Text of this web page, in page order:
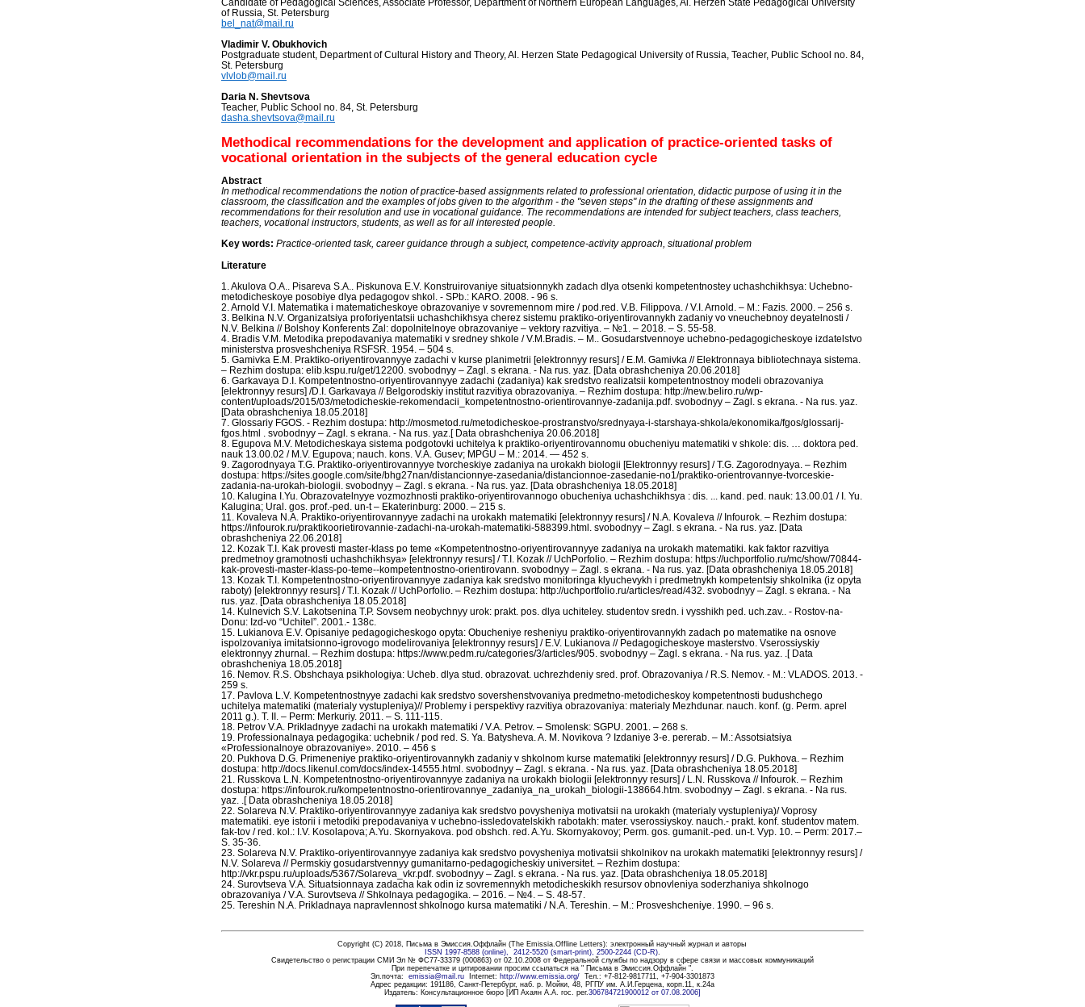
of Russia, St. Petersburg
bel_nat@mail.ru
Vladimir V. Obukhovich
Postgraduate student, Department of Cultural History and Theory, Al. Herzen State Pedagogical University of Russia, Teacher, Public School no. 84,
St. Petersburg
vlvlob@mail.ru
Daria N. Shevtsova
Teacher, Public School no. 84, St. Petersburg
dasha.shevtsova@mail.ru
Methodical recommendations for the development and application of practice-oriented tasks of
vocational orientation in the subjects of the general education cycle
Abstract
In methodical recommendations the notion of practice-based assignments related to professional orientation, didactic purpose of using it in the
classroom, the classification and the examples of jobs given to the algorithm - the "seven steps" in the drafting of these assignments and
recommendations for their resolution and use in vocational guidance. The recommendations are intended for subject teachers, class teachers,
teachers, vocational instructors, students, as well as for all interested people.
Key words: Practice-oriented task, career guidance through a subject, competence-activity approach, situational problem
Literature
1. Akulova O.A.. Pisareva S.A.. Piskunova E.V. Konstruirovaniye situatsionnykh zadach dlya otsenki kompetentnostey uchashchikhsya: Uchebno-
metodicheskoye posobiye dlya pedagogov shkol. - SPb.: KARO. 2008. - 96 s.
2. Arnold V.I. Matematika i matematicheskoye obrazovaniye v sovremennom mire / pod.red. V.B. Filippova. / V.I. Arnold. – M.: Fazis. 2000. – 256 s.
3. Belkina N.V. Organizatsiya proforiyentatsii uchashchikhsya cherez sistemu praktiko-oriyentirovannykh zadaniy vo vneuchebnoy deyatelnosti /
N.V. Belkina // Bolshoy Konferents Zal: dopolnitelnoye obrazovaniye – vektory razvitiya. – №1. – 2018. – S. 55-58.
4. Bradis V.M. Metodika prepodavaniya matematiki v sredney shkole / V.M.Bradis. – M.. Gosudarstvennoye uchebno-pedagogicheskoye izdatelstvo
ministerstva prosveshcheniya RSFSR. 1954. – 504 s.
5. Gamivka E.M. Praktiko-oriyentirovannyye zadachi v kurse planimetrii [elektronnyy resurs] / E.M. Gamivka // Elektronnaya bibliotechnaya sistema.
– Rezhim dostupa: elib.kspu.ru/get/12200. svobodnyy – Zagl. s ekrana. - Na rus. yaz. [Data obrashcheniya 20.06.2018]
6. Garkavaya D.I. Kompetentnostno-oriyentirovannyye zadachi (zadaniya) kak sredstvo realizatsii kompetentnostnoy modeli obrazovaniya
[elektronnyy resurs] /D.I. Garkavaya // Belgorodskiy institut razvitiya obrazovaniya. – Rezhim dostupa: http://new.beliro.ru/wp-
content/uploads/2015/03/metodicheskie-rekomendacii_kompetentnostno-orientirovannye-zadanija.pdf. svobodnyy – Zagl. s ekrana. - Na rus. yaz.
[Data obrashcheniya 18.05.2018]
7. Glossariy FGOS. - Rezhim dostupa: http://mosmetod.ru/metodicheskoe-prostranstvo/srednyaya-i-starshaya-shkola/ekonomika/fgos/glossarij-
fgos.html . svobodnyy – Zagl. s ekrana. - Na rus. yaz.[ Data obrashcheniya 20.06.2018]
8. Egupova M.V. Metodicheskaya sistema podgotovki uchitelya k praktiko-oriyentirovannomu obucheniyu matematiki v shkole: dis. … doktora ped.
nauk 13.00.02 / M.V. Egupova; nauch. kons. V.A. Gusev; MPGU – M.: 2014. — 452 s.
9. Zagorodnyaya T.G. Praktiko-oriyentirovannyye tvorcheskiye zadaniya na urokakh biologii [Elektronnyy resurs] / T.G. Zagorodnyaya. – Rezhim
dostupa: https://sites.google.com/site/bhg27nan/distancionnye-zasedania/distancionnoe-zasedanie-no1/praktiko-orientrovannye-tvorceskie-
zadania-na-urokah-biologii. svobodnyy – Zagl. s ekrana. - Na rus. yaz. [Data obrashcheniya 18.05.2018]
10. Kalugina I.Yu. Obrazovatelnyye vozmozhnosti praktiko-oriyentirovannogo obucheniya uchashchikhsya : dis. ... kand. ped. nauk: 13.00.01 / I. Yu.
Kalugina; Ural. gos. prof.-ped. un-t – Ekaterinburg: 2000. – 215 s.
11. Kovaleva N.A. Praktiko-oriyentirovannyye zadachi na urokakh matematiki [elektronnyy resurs] / N.A. Kovaleva // Infourok. – Rezhim dostupa:
https://infourok.ru/praktikoorietirovannie-zadachi-na-urokah-matematiki-588399.html. svobodnyy – Zagl. s ekrana. - Na rus. yaz. [Data
obrashcheniya 22.06.2018]
12. Kozak T.I. Kak provesti master-klass po teme «Kompetentnostno-oriyentirovannyye zadaniya na urokakh matematiki. kak faktor razvitiya
predmetnoy gramotnosti uchashchikhsya» [elektronnyy resurs] / T.I. Kozak // UchPorfolio. – Rezhim dostupa: https://uchportfolio.ru/mc/show/70844-
kak-provesti-master-klass-po-teme--kompetentnostno-orientirovann. svobodnyy – Zagl. s ekrana. - Na rus. yaz. [Data obrashcheniya 18.05.2018]
13. Kozak T.I. Kompetentnostno-oriyentirovannyye zadaniya kak sredstvo monitoringa klyuchevykh i predmetnykh kompetentsiy shkolnika (iz opyta
raboty) [elektronnyy resurs] / T.I. Kozak // UchPorfolio. – Rezhim dostupa: http://uchportfolio.ru/articles/read/432. svobodnyy – Zagl. s ekrana. - Na
rus. yaz. [Data obrashcheniya 18.05.2018]
14. Kulnevich S.V. Lakotsenina T.P. Sovsem neobychnyy urok: prakt. pos. dlya uchiteley. studentov sredn. i vysshikh ped. uch.zav.. - Rostov-na-
Donu: Izd-vo “Uchitel”. 2001.- 138c.
15. Lukianova E.V. Opisaniye pedagogicheskogo opyta: Obucheniye resheniyu praktiko-oriyentirovannykh zadach po matematike na osnove
ispolzovaniya imitatsionno-igrovogo modelirovaniya [elektronnyy resurs] / E.V. Lukianova // Pedagogicheskoye masterstvo. Vserossiyskiy
elektronnyy zhurnal. – Rezhim dostupa: https://www.pedm.ru/categories/3/articles/905. svobodnyy – Zagl. s ekrana. - Na rus. yaz. .[ Data
obrashcheniya 18.05.2018]
16. Nemov. R.S. Obshchaya psikhologiya: Ucheb. dlya stud. obrazovat. uchrezhdeniy sred. prof. Obrazovaniya / R.S. Nemov. - M.: VLADOS. 2013. -
259 s.
17. Pavlova L.V. Kompetentnostnyye zadachi kak sredstvo sovershenstvovaniya predmetno-metodicheskoy kompetentnosti budushchego
uchitelya matematiki (materialy vystupleniya)// Problemy i perspektivy razvitiya obrazovaniya: materialy Mezhdunar. nauch. konf. (g. Perm. aprel
2011 g.). T. II. – Perm: Merkuriy. 2011. – S. 111-115.
18. Petrov V.A. Prikladnyye zadachi na urokakh matematiki / V.A. Petrov. – Smolensk: SGPU. 2001. – 268 s.
19. Professionalnaya pedagogika: uchebnik / pod red. S. Ya. Batysheva. A. M. Novikova ? Izdaniye 3-e. pererab. – M.: Assotsiatsiya
«Professionalnoye obrazovaniye». 2010. – 456 s
20. Pukhova D.G. Primeneniye praktiko-oriyentirovannykh zadaniy v shkolnom kurse matematiki [elektronnyy resurs] / D.G. Pukhova. – Rezhim
dostupa: http://docs.likenul.com/docs/index-14555.html. svobodnyy – Zagl. s ekrana. - Na rus. yaz. [Data obrashcheniya 18.05.2018]
21. Russkova L.N. Kompetentnostno-oriyentirovannyye zadaniya na urokakh biologii [elektronnyy resurs] / L.N. Russkova // Infourok. – Rezhim
dostupa: https://infourok.ru/kompetentnostno-orientirovannye_zadaniya_na_urokah_biologii-138664.htm. svobodnyy – Zagl. s ekrana. - Na rus.
yaz. .[ Data obrashcheniya 18.05.2018]
22. Solareva N.V. Praktiko-oriyentirovannyye zadaniya kak sredstvo povysheniya motivatsii na urokakh (materialy vystupleniya)/ Voprosy
matematiki. eye istorii i metodiki prepodavaniya v uchebno-issledovatelskikh rabotakh: mater. vserossiyskoy. nauch.- prakt. konf. studentov matem.
fak-tov / red. kol.: I.V. Kosolapova; A.Yu. Skornyakova. pod obshch. red. A.Yu. Skornyakovoy; Perm. gos. gumanit.-ped. un-t. Vyp. 10. – Perm: 2017.–
S. 35-36.
23. Solareva N.V. Praktiko-oriyentirovannyye zadaniya kak sredstvo povysheniya motivatsii shkolnikov na urokakh matematiki [elektronnyy resurs] /
N.V. Solareva // Permskiy gosudarstvennyy gumanitarno-pedagogicheskiy universitet. – Rezhim dostupa:
http://vkr.pspu.ru/uploads/5367/Solareva_vkr.pdf. svobodnyy – Zagl. s ekrana. - Na rus. yaz. [Data obrashcheniya 18.05.2018]
24. Surovtseva V.A. Situatsionnaya zadacha kak odin iz sovremennykh metodicheskikh resursov obnovleniya soderzhaniya shkolnogo
obrazovaniya / V.A. Surovtseva // Shkolnaya pedagogika. – 2016. – №4. – S. 48-57.
25. Tereshin N.A. Prikladnaya napravlennost shkolnogo kursa matematiki / N.A. Tereshin. – M.: Prosveshcheniye. 1990. – 96 s.
Copyright (C) 2018, Письма в Эмиссия.Оффлайн (The Emissia.Offline Letters): электронный научный журнал и авторы
ISSN 1997-8588 (online), 2412-5520 (smart-print), 2500-2244 (CD-R).
Свидетельство о регистрации СМИ Эл № ФС77-33379 (000863) от 02.10.2008 от Федеральной службы по надзору в сфере связи и массовых коммуникаций
При перепечатке и цитировании просим ссылаться на " Письма в Эмиссия.Оффлайн ".
Эл.почта: emissia@mail.ru Internet: http://www.emissia.org/ Тел.: +7-812-9817711, +7-904-3301873
Адрес редакции: 191186, Санкт-Петербург, наб. р. Мойки, 48, РГПУ им. А.И.Герцена, корп.11, к.24а
Издатель: Консультационное бюро [ИП Ахаян А.А. гос. рег.306784721900012 от 07.08.2006]